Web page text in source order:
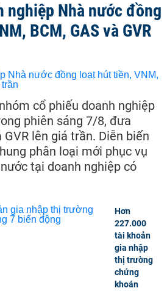
nghiệp Nhà nước đồng
BCM, GAS và GVR
cổ phiếu doanh nghiệp
phiên sáng 7/8, đưa
GVR lên giá trần. Diễn biến
phân loại mới phục vụ
tại doanh nghiệp có
Hơn
227.000
tài khoản
gia nhập
thị trường
chứng
khoán